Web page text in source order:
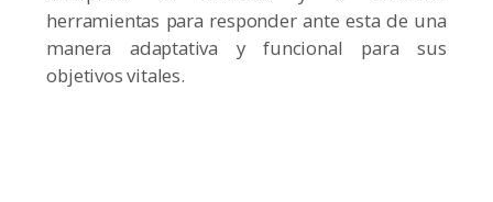
herramientas para responder ante esta de una
manera adaptativa y funcional para sus
objetivos vitales.